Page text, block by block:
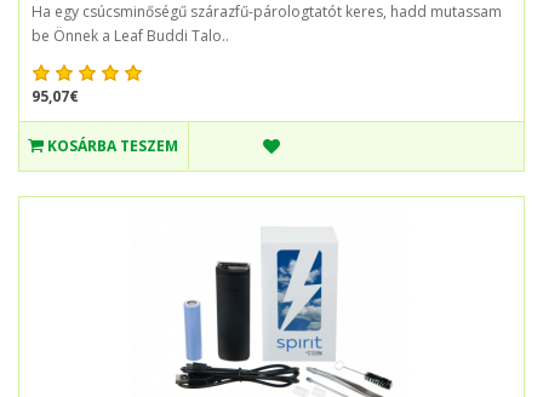
Ha egy csúcsminőségű szárazfű-párologtatót keres, hadd mutassam
be Önnek a Leaf Buddi Talo..
95,07€
KOSÁRBA TESZEM